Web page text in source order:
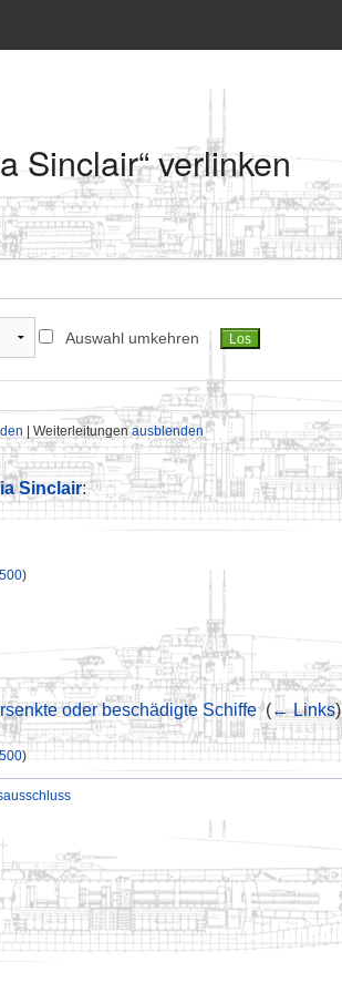
Sinclair“ verlinken
Auswahl umkehren
| Weiterleitungenausblenden
Sinclair:
500)
oder beschädigte Schiffe‎(← Links)
500)